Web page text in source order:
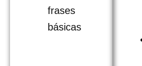
frases
básicas